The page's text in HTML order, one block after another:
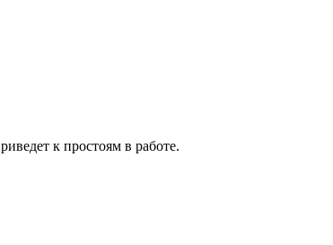
к простоям в работе.